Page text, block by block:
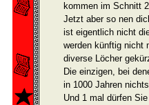
kommen im Schnitt
Jetzt aber so nen
ist eigentlich nicht
werden künftig nicht
diverse Löcher
Die einzigen, bei
in 1000 Jahren
Und 1 mal dürfen